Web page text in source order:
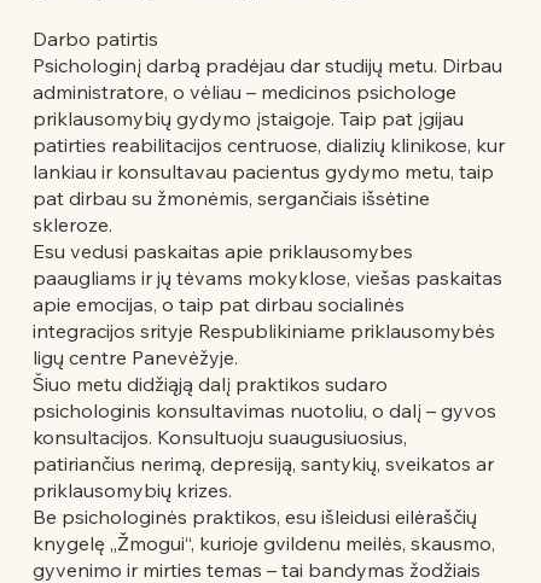
Darbo patirtis
Psichologinį darbą pradėjau dar studijų metu. Dirbau
administratore, o vėliau – medicinos psichologe
priklausomybių gydymo įstaigoje. Taip pat įgijau
patirties reabilitacijos centruose, dializių klinikose, kur
lankiau ir konsultavau pacientus gydymo metu, taip
pat dirbau su žmonėmis, sergančiais išsėtine
skleroze.
Esu vedusi paskaitas apie priklausomybes
paaugliams ir jų tėvams mokyklose, viešas paskaitas
apie emocijas, o taip pat dirbau socialinės
integracijos srityje Respublikiniame priklausomybės
ligų centre Panevėžyje.
Šiuo metu didžiąją dalį praktikos sudaro
psichologinis konsultavimas nuotoliu, o dalį – gyvos
konsultacijos. Konsultuoju suaugusiuosius,
patiriančius nerimą, depresiją, santykių, sveikatos ar
priklausomybių krizes.
Be psichologinės praktikos, esu išleidusi eilėraščių
knygelę „Žmogui“, kurioje gvildenu meilės, skausmo,
gyvenimo ir mirties temas – tai bandymas žodžiais